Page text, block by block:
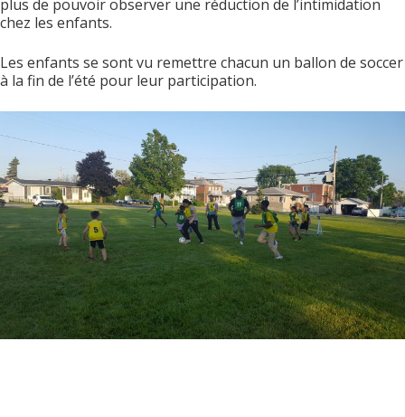
plus de pouvoir observer une réduction de l’intimidation
chez les enfants.
Les enfants se sont vu remettre chacun un ballon de soccer
à la fin de l’été pour leur participation.